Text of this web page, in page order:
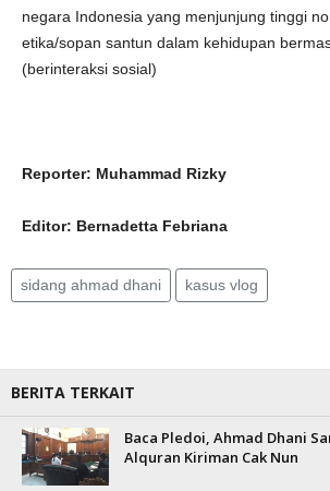
negara Indonesia yang menjunjung tinggi
etika/sopan santun dalam kehidupan
(berinteraksi sosial)
Reporter: Muhammad Rizky
Editor: Bernadetta Febriana
sidang ahmad dhani kasus vlog
BERITA TERKAIT
Baca Pledoi, Ahmad Dhani
Alquran Kiriman Cak Nun